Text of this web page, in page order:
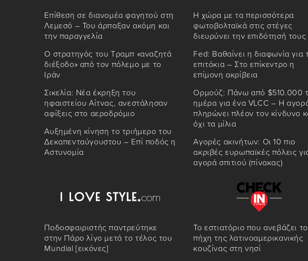
Επίθεση σε διανομέα φαγητού στη
Λεμεσό – Του άρπαξαν ακόμη και
την παραγγελία
Ο στρατηγός του Τραμπ «αναζητά
διέξοδο» από τον πόλεμο με το
Ιράν
Σικελία: Νέα έκρηξη του
ηφαιστείου Αίτνας, ανεστάλησαν
αφίξεις στο αεροδρόμιο
Αυξημένη κίνηση το τριήμερο του
Δεκαπενταύγουστου – Επί ποδός η
Αστυνομία
Η χώρα με τα περισσότερα
φωτοβολταϊκά στις στέγες
διευρύνει την επιδότησή τους
Fed: Βαθαίνει η διαφωνία για
επιτόκια – Στο επίκεντρο η
επίμονη ακρίβεια
Ορμούζ: Πάνω από $510.000
ημέρα για ένα VLCC – Η
πληρώνει πλέον τον κίνδυνο
όχι τα μίλια
Αγορές ακινήτων: Οι 10 πιο
ακριβές ευρωπαϊκές πόλεις
αγορά σπιτιού (πίνακας)
Ποδοσφαιριστής παντρεύτηκε
στην Πάρο λίγο μετά το τέλος του
Mundial [εικόνες]
Το εστιατόριο που ανεβάζει
πήχη της λατινοαμερικανικής
κουζίνας στη νησί